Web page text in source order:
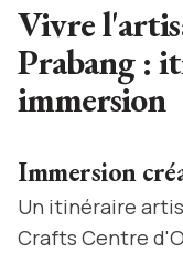
Vivre
Prabang :
immersion
Immersion
Un itinéraire
Crafts Centre